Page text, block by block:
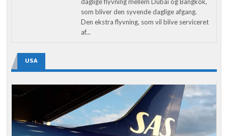
som bliver den syvende daglige afgang.
Den ekstra flyvning, som vil blive serviceret
af...
USA